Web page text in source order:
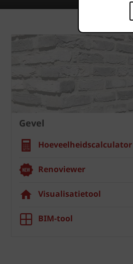
Gevel
Hoeveelheidscalculator
Renoviewer
Visualisatietool
BIM-tool